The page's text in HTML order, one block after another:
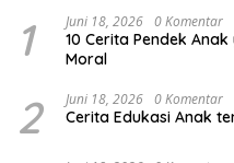
1 Juni 18, 2026 0 Komentar
10 Cerita Pendek
Moral
2 Juni 18, 2026 0 Komentar
Cerita Edukasi Anak